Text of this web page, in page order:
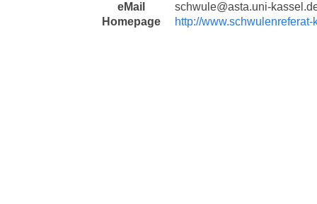
eMail
schwule@asta.uni-
Homepage
http://www.schwulenreferat-